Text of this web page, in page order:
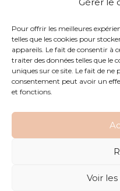
Pour offrir les meilleures
telles que les cookies pour
appareils. Le fait de consentir à
traiter des données telles que
uniques sur ce site. Le fait de ne
consentement peut avoir un
et fonctions.
Voir